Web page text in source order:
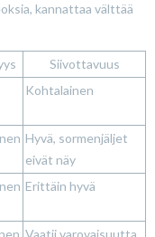
kannattaa välttää
Siivottavuus
Kohtalainen
Hyvä, sormenjäljet
eivät näy
Erittäin hyvä